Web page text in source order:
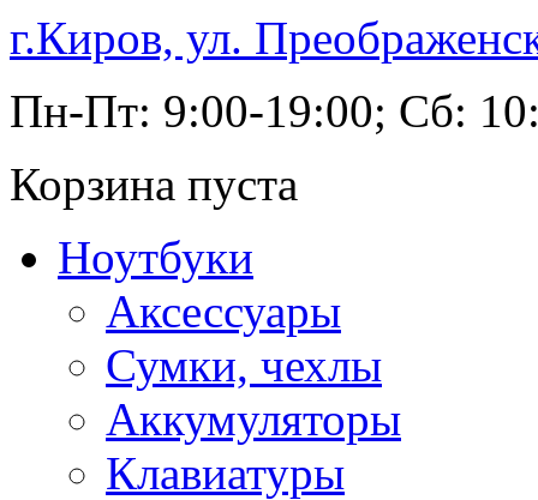
г.Киров, ул.
Пн-Пт: 9:00-19:00; Сб:
Корзина пуста
Ноутбуки
Аксессуары
Сумки, чехлы
Аккумуляторы
Клавиатуры